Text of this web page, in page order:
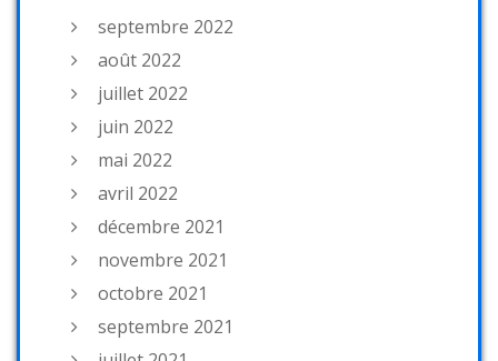
septembre 2022
août 2022
juillet 2022
juin 2022
mai 2022
avril 2022
décembre 2021
novembre 2021
octobre 2021
septembre 2021